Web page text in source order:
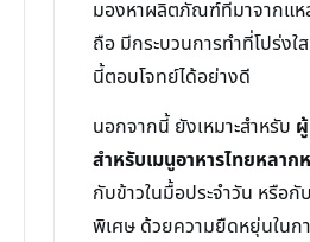
มองหาผลิตภัณฑ์ที่มาจากแห
ถือ มีกระบวนการทำที่โปร่งใ
นี้ตอบโจทย์ได้อย่างดี
นอกจากนี้ ยังเหมาะสำหรับ
สำหรับเมนูอาหารไทยหลาก
กับข้าวในมื้อประจำวัน หรือกั
พิเศษ ด้วยความยืดหยุ่นในก